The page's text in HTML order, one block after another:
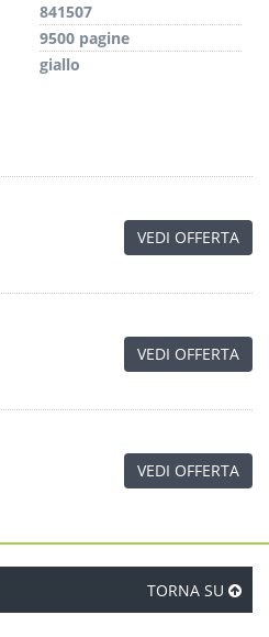
841507
9500 pagine
giallo
VEDI OFFERTA
VEDI OFFERTA
VEDI OFFERTA
TORNA SU